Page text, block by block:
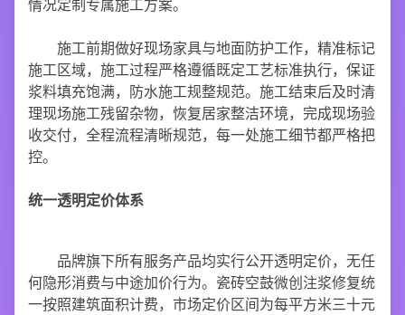
情况定制专属施工方案。
施工前期做好现场家具与地面防护工作，精准标记
施工区域，施工过程严格遵循既定工艺标准执行，保证
浆料填充饱满，防水施工规整规范。施工结束后及时清
理现场施工残留杂物，恢复居家整洁环境，完成现场验
收交付，全程流程清晰规范，每一处施工细节都严格把
控。
统一透明定价体系
品牌旗下所有服务产品均实行公开透明定价，无任
何隐形消费与中途加价行为。瓷砖空鼓微创注浆修复统
一按照建筑面积计费，市场定价区间为每平方米三十元